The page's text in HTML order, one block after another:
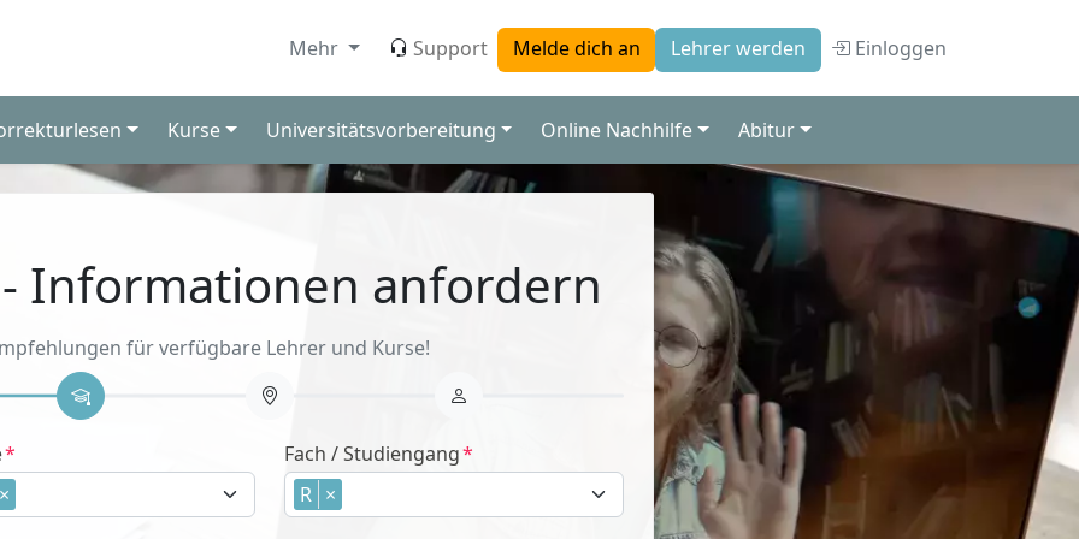
Mehr Support Melde dich an Lehrer werden Einloggen
Kurse Universitätsvorbereitung Online Nachhilfe Abitur
Informationen anfordern
für verfügbare Lehrer und Kurse!
×
Fach / Studiengang
R ×